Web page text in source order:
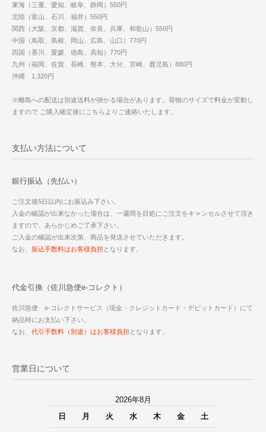
東海（三重、愛知、岐阜、静岡）550円
北陸（富山、石川、福井）550円
関西（大阪、京都、滋賀、奈良、兵庫、和歌山）550円
中国（鳥取、島根、岡山、広島、山口）770円
四国（香川、愛媛、徳島、高知）770円
九州（福岡、佐賀、長崎、熊本、大分、宮崎、鹿児島）880円
沖縄 1,320円
※離島への配送は別途送料が掛かる場合があります。荷物のサイズで料金が変動し
ますので ご購入確定後にこちらよりご連絡いたします。
支払い方法について
銀行振込（先払い）
ご注文後5日以内にお振込み下さい。
入金の確認が出来なかった場合は、一週間を目処にご注文をキャンセルさせて頂き
ますので、あらかじめご了承下さい。
ご入金の確認が出来次第、商品を発送させていただきます。
なお、 振込手数料はお客様負担 となります。
代金引換（佐川急便e-コレクト）
佐川急便 e-コレクトサービス（現金・クレジットカード・デビットカード）にて
納品時にお支払い下さい。
なお、 代引手数料（別途）はお客様負担 となります。
営業日について
2026年8月
日
月 火 水 木 金 土